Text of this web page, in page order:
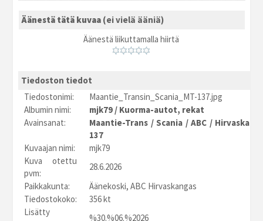
Äänestä tätä kuvaa (ei vielä ääniä)
Äänestä liikuttamalla hiirtä
Tiedoston tiedot
Tiedostonimi:
Maantie_Transin_Scania_MT-137.jpg
Albumin nimi:
mjk79 / Kuorma-autot, rekat
Avainsanat:
Maantie-Trans /Scania /ABC /
137
Kuvaajan nimi:
mjk79
Kuva otettu
pvm:
28.6.2026
Paikkakunta:
Äänekoski, ABC Hirvaskangas
Tiedostokoko:
356 kt
Lisätty
%30.%06.%2026